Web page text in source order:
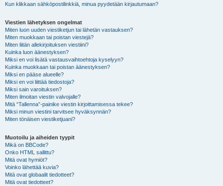
Kun klikkaan sähköpostilinkkiä, minua pyydetään kirjautumaan?
Viestien lähetyksen ongelmat
Miten luon uuden viestiketjun tai lähetän vastauksen?
Miten muokkaan tai poistan viestejä?
Miten liitän allekirjoituksen viestiini?
Kuinka luon äänestyksen?
Miksi en voi lisätä vastausvaihtoehtoja kyselyyn?
Kuinka muokkaan tai poistan äänestyksen?
Miksi en pääse alueelle?
Miksi en voi liittää tiedostoja?
Miksi sain varoituksen?
Miten ilmoitan viestin valvojalle?
Mitä “Tallenna”-painike viestin kirjoittamisessa tekee?
Miksi minun viestini tarvitsee hyväksynnän?
Miten tönäisen viestiketjuani?
Muotoilu ja aiheiden tyypit
Mikä on BBCode?
Onko HTML sallittu?
Mitä ovat hymiöt?
Voinko lähettää kuvia?
Mitä ovat globaalit tiedotteet?
Mitä ovat tiedotteet?